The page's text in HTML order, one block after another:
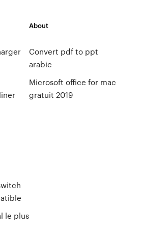
About
Convert pdf to ppt
arabic
Microsoft office for mac
gratuit 2019
le plus